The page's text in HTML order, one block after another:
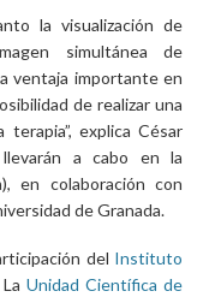
la visualización de
simultánea de
ventaja importante en
de realizar una
explica César
a cabo en la
en colaboración con
de Granada.
del Instituto
Unidad Científica de